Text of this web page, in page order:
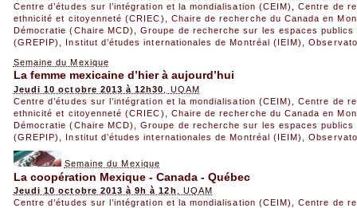
Centre d’études sur l’intégration et la mondialisation (CEIM)
,Centre de
ethnicité et citoyenneté (CRIEC)
Chaire de recherche du Canada en
Démocratie (Chaire MCD)
,Groupe de recherche sur les espaces
(GREPIP)
Institut d’études internationales de Montréal (IEIM) ,
Semaine du Mexique
La femme mexicaine d’hier à aujourd’hui
Jeudi 10 octobre 2013 à 12h30
, UQAM
Centre d’études sur l’intégration et la mondialisation (CEIM)
,Centre de
ethnicité et citoyenneté (CRIEC)
Chaire de recherche du Canada en
Démocratie (Chaire MCD)
,Groupe de recherche sur les espaces
(GREPIP)
Institut d’études internationales de Montréal (IEIM) ,
Semaine du Mexique
La coopération Mexique - Canada - Québec
Jeudi 10 octobre 2013 à 9h à 12h
, UQAM
Centre d’études sur l’intégration et la mondialisation (CEIM)
,Centre de